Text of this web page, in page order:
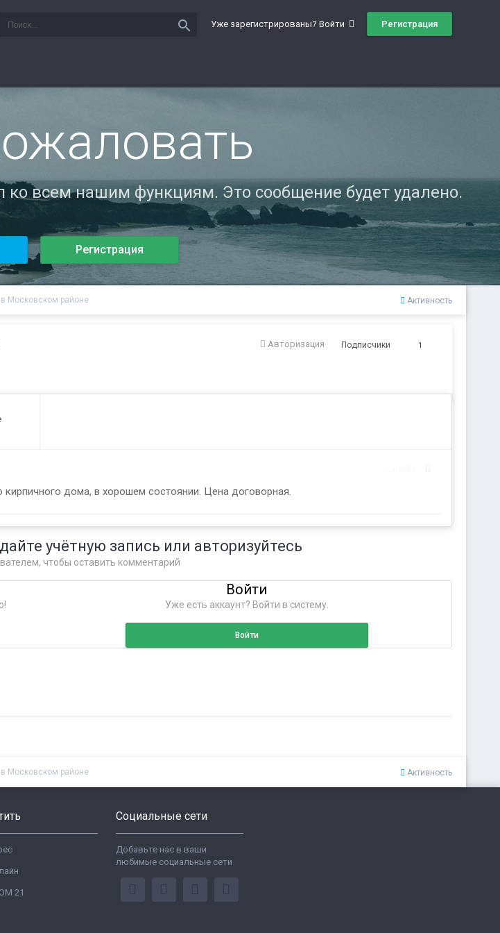
Уже зарегистрированы? Войти Регистрация
search
ко всем нашим функциям. Это сообщение будет удалено.
Регистрация
Активность
Московском районе
Авторизация Подписчики 1
дома, в хорошем состоянии. Цена договорная.
учётную запись или авторизуйтесь
чтобы оставить комментарий
Войти
Уже есть аккаунт? Войти в систему.
Войти
Активность
Московском районе
21
Социальные сети
Добавьте нас в ваши
любимые социальные сети